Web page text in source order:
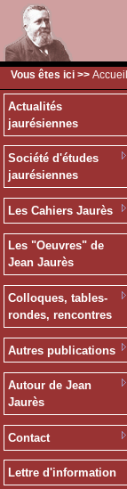
Vous êtes ici >> Accueil
Actualités
jaurésiennes
Société d'études
jaurésiennes
Les Cahiers Jaurès
Les "Oeuvres" de
Jean Jaurès
Colloques, tables-
rondes, rencontres
Autres publications
Autour de Jean
Jaurès
Contact
Lettre d'information